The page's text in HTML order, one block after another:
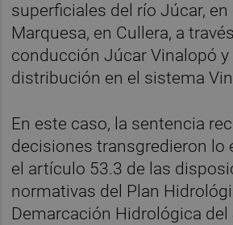
superficiales del río Júcar, en
Marquesa, en Cullera, a
conducción Júcar Vinalopó
distribución en el sistema
En este caso, la sentencia
decisiones transgredieron lo
el artículo 53.3 de las
normativas del Plan
Demarcación Hidrológica del